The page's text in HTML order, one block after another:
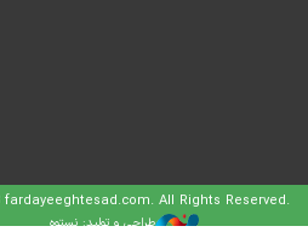
fardayeeghtesad.com. All Rights Reserved.
طراحی و تولید: نستوه